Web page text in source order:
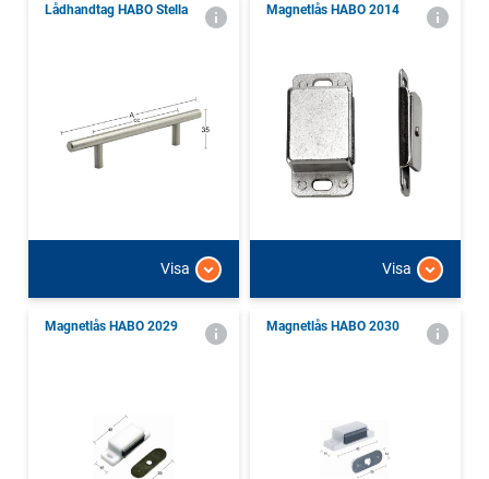
Lådhandtag HABO Stella
Visa
Magnetlås HABO 2014
Visa
Magnetlås HABO 2029 Magnetlås HABO 2030